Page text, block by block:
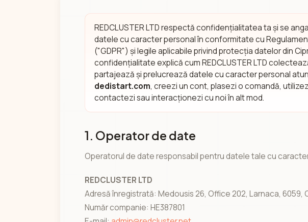
REDCLUSTER LTD respectă confidențialitatea ta și se
datele cu caracter personal în conformitate cu
("GDPR") și legile aplicabile privind protecția datelor din
confidențialitate explică cum REDCLUSTER LTD
partajează și prelucrează datele cu caracter personal
dedistart.com, creezi un cont, plasezi o comandă,
contactezi sau interacționezi cu noi în alt mod.
1. Operator de date
Operatorul de date responsabil pentru datele tale cu
REDCLUSTER LTD
Adresă înregistrată: Medousis 26, Office 202, Larnaca, 6059,
Număr companie: HE387801